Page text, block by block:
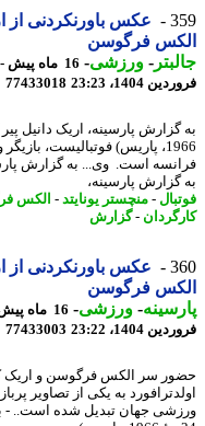
عکس باورنکردنی از اریک
فرگوسن
-ورزشی-
1404، 23:23
77433018
1966، پاریس) فوتبالیست، بازیگر و
پارسینه،
-منچستر یونایتد-الکس
- گزارش
عکس باورنکردنی از اریک
فرگوسن
-ورزشی-
1404، 23:22
77433003
سر الکس فرگوسن و اریک
به یکی از تصاویر
جهان تبدیل شده است.. - به